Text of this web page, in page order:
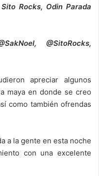
Rocks, Odin Parada
@SitoRocks,
apreciar algunos
maya en donde se creo
como también ofrendas
a la gente en esta noche
con una excelente